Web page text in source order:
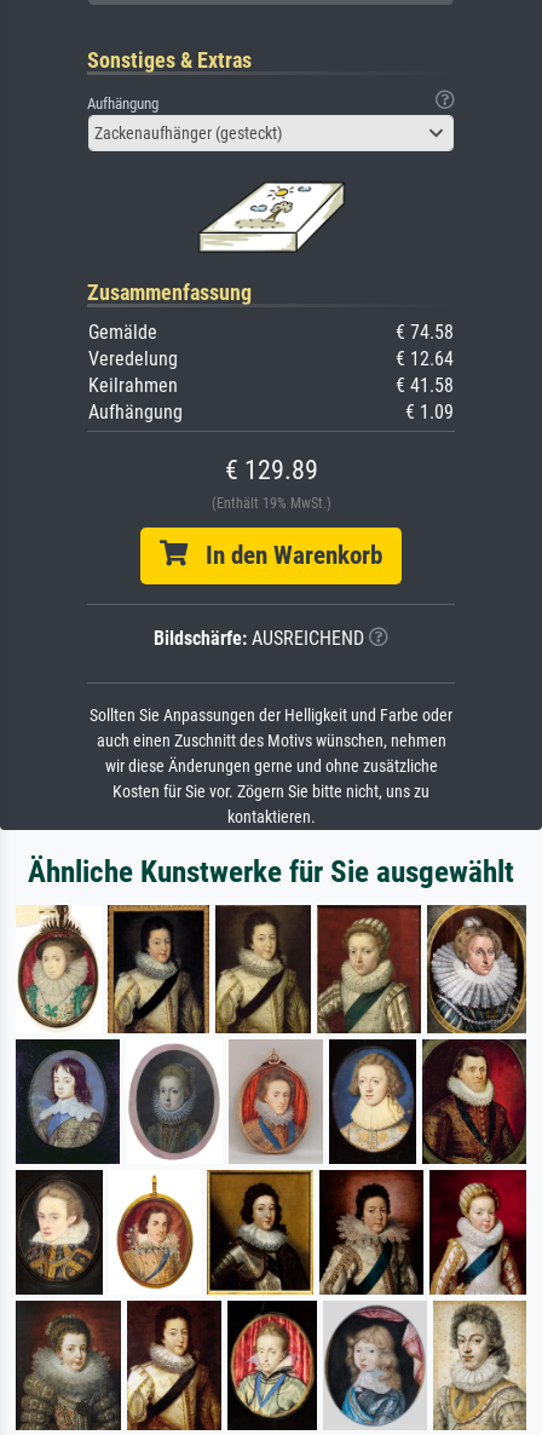
Sonstiges & Extras
Aufhängung
Zackenaufhänger (gesteckt)
Zusammenfassung
Gemälde
€ 74.58
Veredelung
€ 12.64
Keilrahmen
€ 41.58
Aufhängung
€ 1.09
€ 129.89
(Enthält 19% MwSt.)
In den Warenkorb
Bildschärfe: AUSREICHEND
Sollten Sie Anpassungen der Helligkeit und Farbe oder
auch einen Zuschnitt des Motivs wünschen, nehmen
wir diese Änderungen gerne und ohne zusätzliche
Kosten für Sie vor. Zögern Sie bitte nicht, uns zu
kontaktieren.
Ähnliche Kunstwerke für Sie ausgewählt